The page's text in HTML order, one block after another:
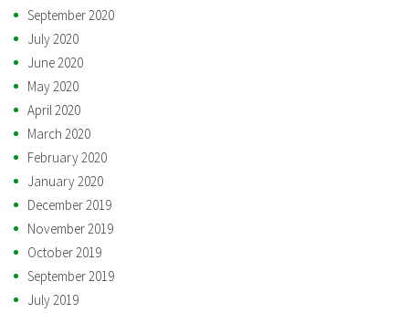
September 2020
July 2020
June 2020
May 2020
April 2020
March 2020
February 2020
January 2020
December 2019
November 2019
October 2019
September 2019
July 2019